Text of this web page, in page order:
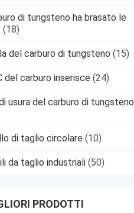
di tungsteno ha brasato le
(18)
del carburo di tungsteno (15)
del carburo inserisce (24)
usura del carburo di tungsteno
di taglio circolare (10)
da taglio industriali (50)
PRODOTTI